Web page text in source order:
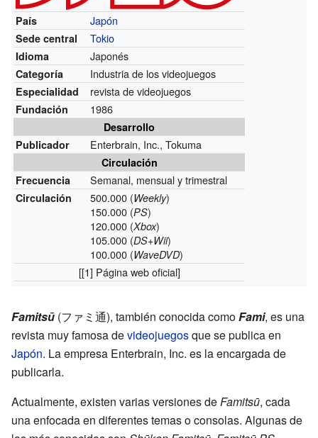
País Japón
Sede central Tokio
Idioma Japonés
Categoría Industria de los videojuegos
Especialidad revista de videojuegos
Fundación 1986
Desarrollo
Publicador
Enterbrain, Inc., Tokuma
Circulación
Frecuencia
Semanal, mensual y trimestral
Circulación 500.000 (Weekly)
150.000 (PS)
120.000 (Xbox)
105.000 (DS+Wii)
100.000 (WaveDVD)
[[1] Página web oficial]
Famitsū (ファミ通), también conocida comoFami, es una
revista muy famosa devideojuegosque se publica en
Japón. La empresa Enterbrain, Inc. es la encargada de
publicarla.
Actualmente, existen varias versiones deFamitsū, cada
una enfocada en diferentes temas o consolas. Algunas de